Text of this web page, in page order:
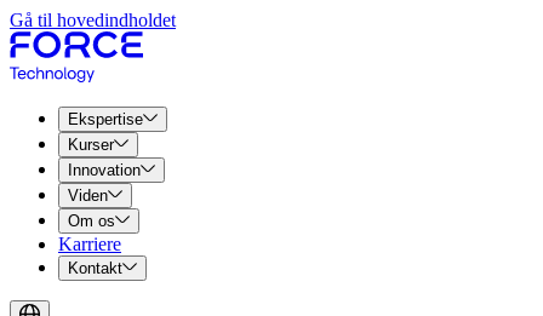
Gå til hovedindholdet
Ekspertise
Kurser
Innovation
Viden
Om os
Karriere
Kontakt